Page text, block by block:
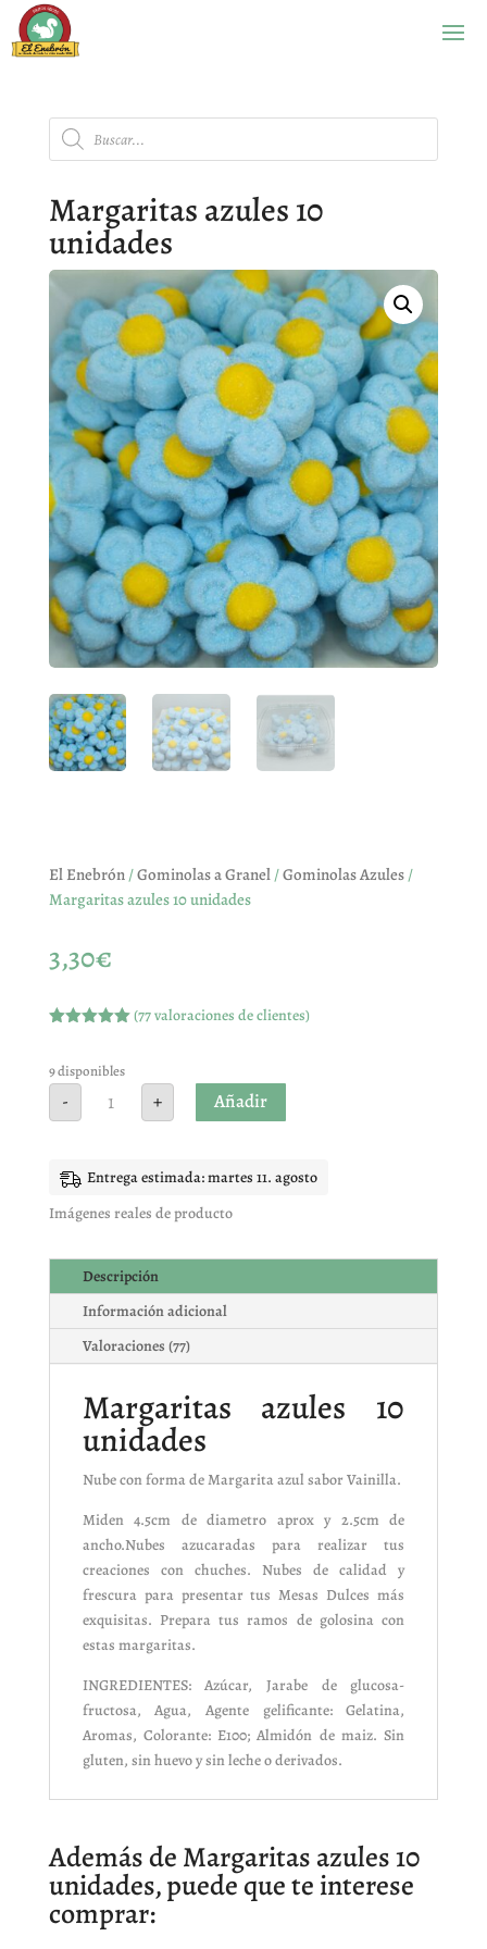
Búsqueda
de
productos
Margaritas azules 10
unidades
El Enebrón/Gominolas a Granel/Gominolas Azules/
Margaritas azules 10 unidades
3,30€
5 en base
a
valoracione
(77valoraciones de clientes)
9 disponibles
-
Margaritas
azules + Añadir
Entrega estimada: martes 11. agosto
Imágenes reales de producto
Descripción
Información adicional
Valoraciones (77)
Margaritas azules 10
unidades
Nube con forma de Margarita azul sabor Vainilla.
Miden 4.5cm de diametro aprox y 2.5cm de
ancho.Nubes azucaradas para realizar tus
creaciones con chuches. Nubes de calidad y
frescura para presentar tus Mesas Dulces más
exquisitas. Prepara tus ramos de golosina con
estas margaritas.
INGREDIENTES: Azúcar, Jarabe de glucosa-
fructosa, Agua, Agente gelificante: Gelatina,
Aromas, Colorante: E100; Almidón de maiz. Sin
gluten, sin huevo y sin leche o derivados.
Además de Margaritas azules 10
unidades, puede que te interese
comprar: